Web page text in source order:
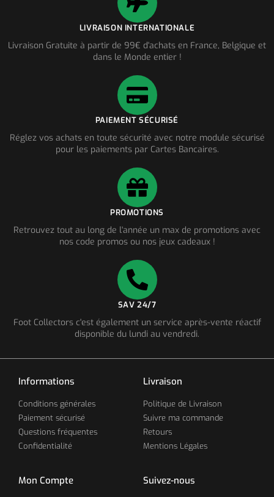
LIVRAISON INTERNATIONALE
Livraison Gratuite à partir de 99€ d'achats en France, Belgique et
dans le Monde entier !
PAIEMENT SÉCURISÉ
Réglez vos achats en toute sécurité avec notre module sécurisé
pour les paiements par Cartes Bancaires.
PROMOTIONS
Retrouvez tout au long de l'année un max de promotions avec
nos code promos ou nos jeux cadeaux !
SAV 24/7
Foot Collectors c'est également un service après-vente réactif
disponible du lundi au vendredi.
Informations
Conditions générales
Paiement sécurisé
Questions fréquentes
Confidentialité
Livraison
Politique de Livraison
Suivre ma commande
Retours
Mentions Légales
Mon Compte Suivez-nous